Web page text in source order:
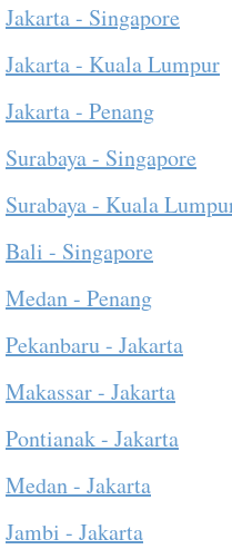
Jakarta - Singapore
Jakarta - Kuala Lumpur
Jakarta - Penang
Surabaya - Singapore
Surabaya - Kuala
Bali - Singapore
Medan - Penang
Pekanbaru - Jakarta
Makassar - Jakarta
Pontianak - Jakarta
Medan - Jakarta
Jambi - Jakarta